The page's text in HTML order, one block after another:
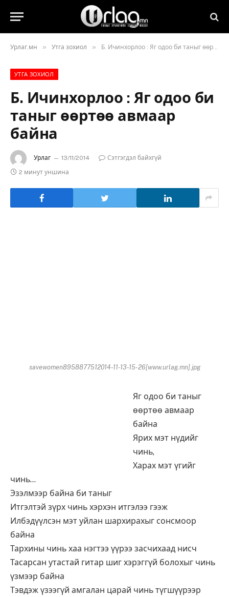
Урлаг.мн » Утга зохиол » Б. Ичинхорлоо : Яг одоо би таныг өөртөө авмаар байна
УТГА ЗОХИОЛ
Б. Ичинхорлоо : Яг одоо би
таныг өөртөө авмаар
байна
Урлаг 13/11/2014
Сэтгэгдэл байхгүй
2 минут уншина
savewomen8958877512014-11-13-15-26[www.urlag.mn].jpg
Яг одоо би таныг
өөртөө авмаар
байна
Ярих мэт нүдийг
чинь,
Харах мэт үгийг
чинь…
Эзэлмээр байна би таныг
Итгэлтэй зүрх чинь хэрхэн итгэлээ гээж
Илбэдүүлсэн мэт уйлан шархирахыг сонсмоор
байна
Тархины чинь хаа нэгтээ үүрээ засчихаад нисч
Тасарсан утастай гитар шиг хэрэггүй болохыг чинь
үзмээр байна
Тэвдэж үзээгүй амгалан царай чинь түгшүүрээр